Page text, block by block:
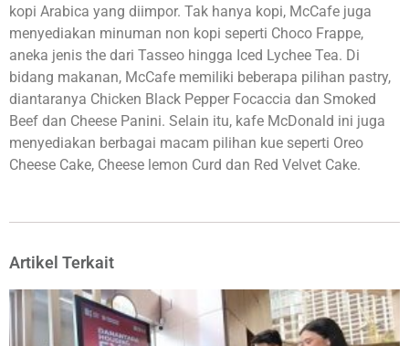
kopi Arabica yang diimpor. Tak hanya kopi, McCafe juga
menyediakan minuman non kopi seperti Choco Frappe,
aneka jenis the dari Tasseo hingga Iced Lychee Tea. Di
bidang makanan, McCafe memiliki beberapa pilihan pastry,
diantaranya Chicken Black Pepper Focaccia dan Smoked
Beef dan Cheese Panini. Selain itu, kafe McDonald ini juga
menyediakan berbagai macam pilihan kue seperti Oreo
Cheese Cake, Cheese lemon Curd dan Red Velvet Cake.
Artikel Terkait